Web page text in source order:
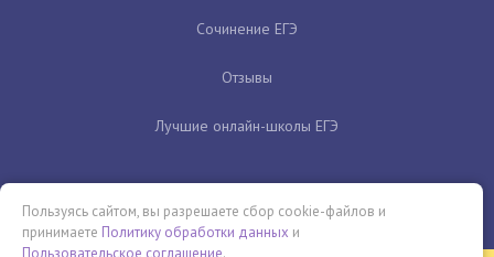
Сочинение ЕГЭ
Отзывы
Лучшие онлайн-школы ЕГЭ
Пользуясь сайтом, вы разрешаете сбор cookie-файлов и
принимаете Политику обработки данных и
Пользовательское соглашение.